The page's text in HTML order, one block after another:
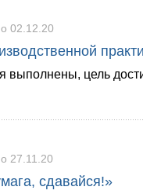
02.12.20
выполнены, цель
27.11.20
сдавайся!»